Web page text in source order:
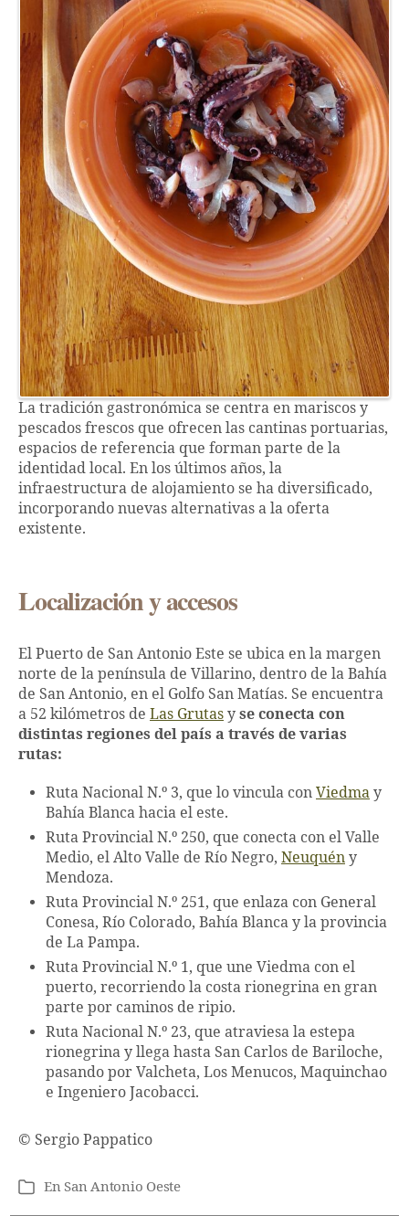
La tradición gastronómica se centra en mariscos y
pescados frescos que ofrecen las cantinas portuarias,
espacios de referencia que forman parte de la
identidad local. En los últimos años, la
infraestructura de alojamiento se ha diversificado,
incorporando nuevas alternativas a la oferta
existente.
Localización y accesos
El Puerto de San Antonio Este se ubica en la margen
norte de la península de Villarino, dentro de la Bahía
de San Antonio, en el Golfo San Matías. Se encuentra
a 52 kilómetros de Las Grutas y se conecta con
distintas regiones del país a través de varias
rutas:
Ruta Nacional N.º 3, que lo vincula con Viedma y
Bahía Blanca hacia el este.
Ruta Provincial N.º 250, que conecta con el Valle
Medio, el Alto Valle de Río Negro, Neuquén y
Mendoza.
Ruta Provincial N.º 251, que enlaza con General
Conesa, Río Colorado, Bahía Blanca y la provincia
de La Pampa.
Ruta Provincial N.º 1, que une Viedma con el
puerto, recorriendo la costa rionegrina en gran
parte por caminos de ripio.
Ruta Nacional N.º 23, que atraviesa la estepa
rionegrina y llega hasta San Carlos de Bariloche,
pasando por Valcheta, Los Menucos, Maquinchao
e Ingeniero Jacobacci.
© Sergio Pappatico
Categorías
EnSan Antonio Oeste